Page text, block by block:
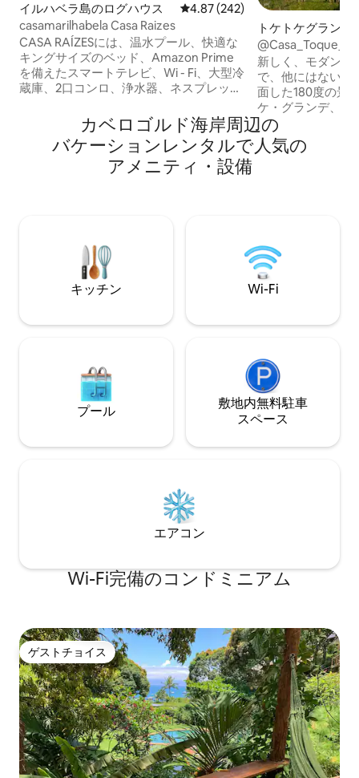
イルハベラ島のログハウス レビュー242件、5つ星中4.87つ
4.87 (242)
casamarilhabela Casa Raizes
CASA RAÍZESには、温水プール、快適な
キングサイズのベッド、Amazon Prime
を備えたスマートテレビ、Wi - Fi、大型冷
蔵庫、2口コンロ、浄水器、ネスプレッ
電気ヒーターを備えたシャワー、ハンモ
ックがあります。 コンドミニアムの中に
は安全な駐車スペースがあります。 海を
一望できる素晴らしいデッキ。 エアコ
トケトケグランデ
一軒家
水インフィニティ
新しく、モダンで
で、他にはない景
面した180度の景
ケ・グランデ、カ
を眺めることがで
ニティプール。
海に沈みます。
払い
カベロゴルド海岸⁠周⁠辺⁠の
バ⁠ケ⁠ー⁠シ⁠ョ⁠ン⁠レ⁠ン⁠タ⁠ル⁠で人⁠気⁠の
ア⁠メ⁠ニ⁠テ⁠ィ⁠・⁠設⁠備
キッチン Wi-Fi
プール
敷地内無料駐⁠車
ス⁠ペ⁠ー⁠ス
エアコン
Wi-Fi完備のコンドミニアム
ゲストチョイス
ゲストチョイス